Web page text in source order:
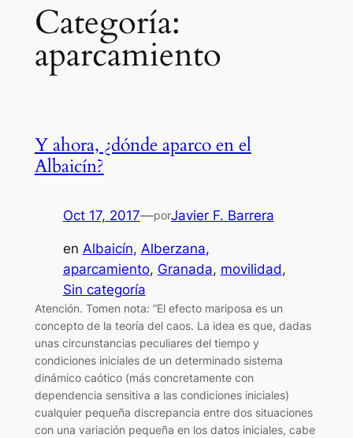
Categoría:
aparcamiento
Y ahora, ¿dónde aparco en el
Albaicín?
Oct 17, 2017—porJavier F. Barrera
en Albaicín, Alberzana
aparcamiento, Granada, movilidad
Sin categoría
Atención. Tomen nota: “El efecto mariposa es un
concepto de la teoría del caos. La idea es que, dadas
unas circunstancias peculiares del tiempo y
condiciones iniciales de un determinado sistema
dinámico caótico (más concretamente con
dependencia sensitiva a las condiciones iniciales)
cualquier pequeña discrepancia entre dos situaciones
con una variación pequeña en los datos iniciales, cabe